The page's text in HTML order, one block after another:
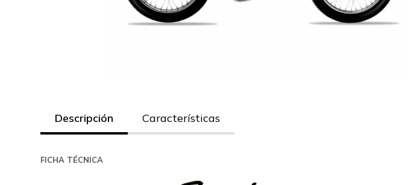
Descripción Características
FICHA TÉCNICA